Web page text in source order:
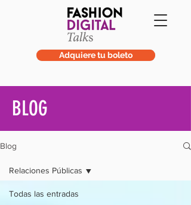
Adquiere tu boleto
BLOG
Blog
Todas las entradas
Relaciones Públicas